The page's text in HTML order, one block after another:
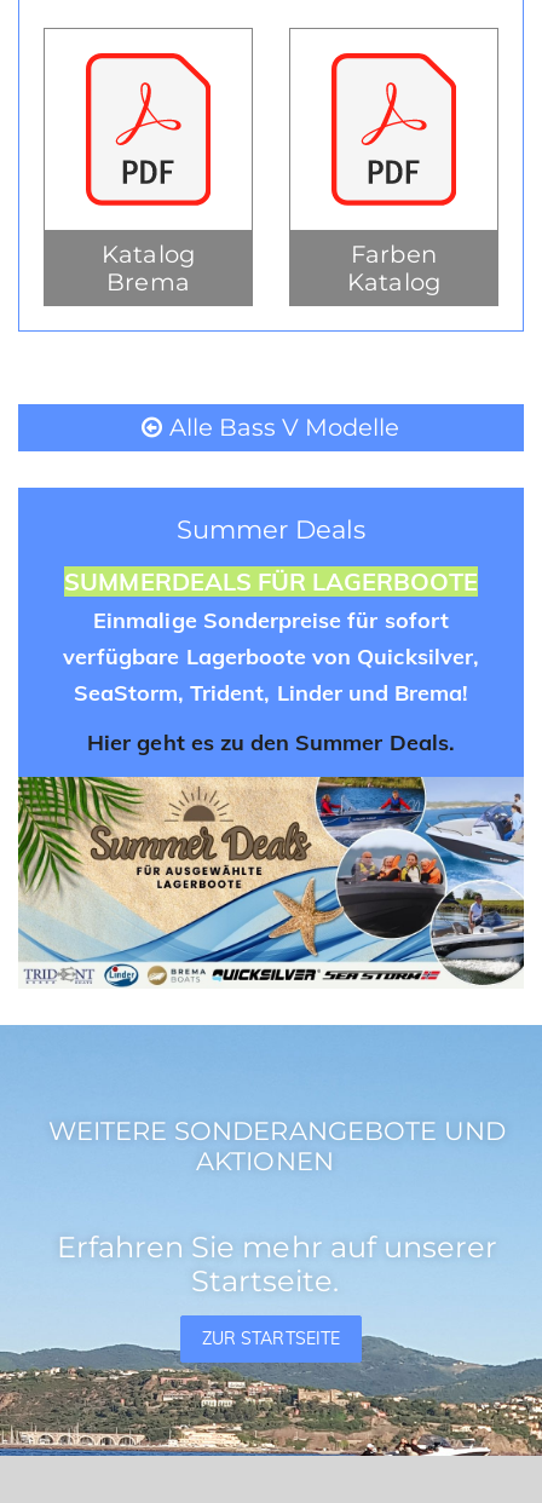
Katalog
Brema
Farben
Katalog
Alle Bass V Modelle
Summer Deals
SUMMERDEALS FÜR LAGERBOOTE
Einmalige Sonderpreise für sofort
verfügbare Lagerboote von Quicksilver,
SeaStorm, Trident, Linder und Brema!
Hier geht es zu den Summer Deals.
WEITERE SONDERANGEBOTE UND
AKTIONEN
Erfahren Sie mehr auf unserer
Startseite.
ZUR STARTSEITE